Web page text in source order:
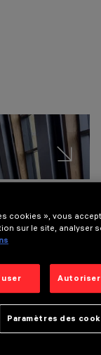
Voltage track
cookies », vous
sur le site,
Paramètres des